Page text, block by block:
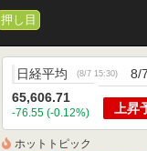
押し目
日経平均 (8/7 15:30)
65,606.71
-76.55 (-0.12%)
8/7
上昇
ホットトピック